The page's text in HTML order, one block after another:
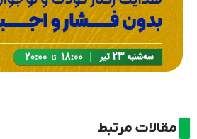
مقالات مرتبط